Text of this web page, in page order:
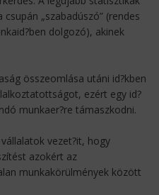
„szabadúszó” (rendes
dolgozó), akinek
összeomlása utáni id?kben
ezért egy id?
munkaer?re támaszkodni.
vezet?it, hogy
azokért az
munkakörülmények között